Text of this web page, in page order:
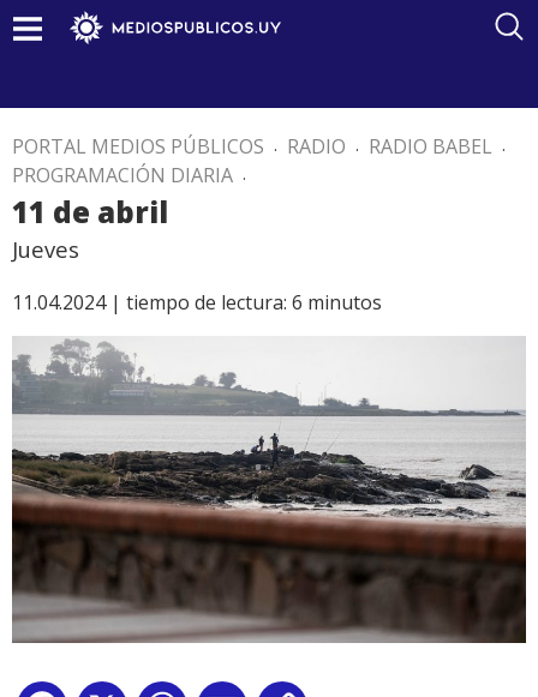
PORTAL MEDIOS PÚBLICOS . RADIO . RADIO BABEL .
PROGRAMACIÓN DIARIA .
11 de abril
Jueves
11.04.2024 | tiempo de lectura: 6 minutos